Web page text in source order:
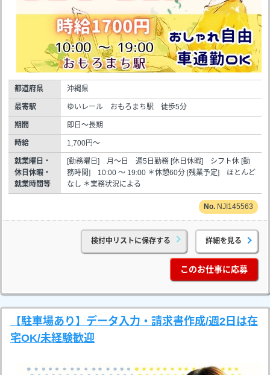
都道府県 沖縄県
最寄駅 ゆいレール おもろまち駅 徒歩5分
期間 即日～長期
時給 1,700円～
就業曜日・
休日休暇・
就業時間等
[勤務曜日] 月～日 週5日勤務 [休日休暇] シフト休 [勤
務時間] 10:00 ～ 19:00 ＊休憩60分 [残業予定] ほとんど
なし ＊業務状況による
NJI145563
検討中リストに保存する 詳細を見る
このお仕事に応募
【駐車場あり】データ入力・請求書作成/週2日は在
宅OK/未経験歓迎